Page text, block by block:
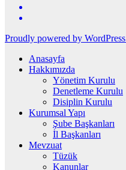
Proudly powered by WordPress
Anasayfa
Hakkımızda
Yönetim Kurulu
Denetleme Kurulu
Disiplin Kurulu
Kurumsal Yapı
Şube Başkanları
İl Başkanları
Mevzuat
Tüzük
Kanunlar